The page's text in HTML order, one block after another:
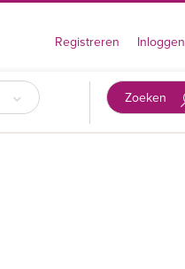
Registreren Inloggen
Zoeken